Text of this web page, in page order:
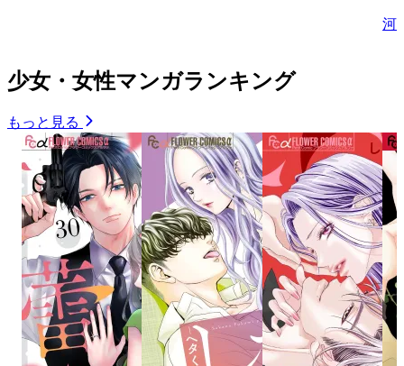
河
少女・女性マンガランキング
もっと見る